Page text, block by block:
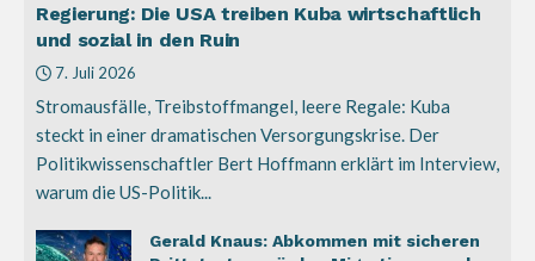
Regierung: Die USA treiben Kuba wirtschaftlich
und sozial in den Ruin
7. Juli 2026
Stromausfälle, Treibstoffmangel, leere Regale: Kuba
steckt in einer dramatischen Versorgungskrise. Der
Politikwissenschaftler Bert Hoffmann erklärt im Interview,
warum die US-Politik...
Gerald Knaus: Abkommen mit sicheren